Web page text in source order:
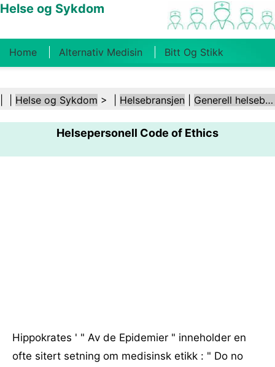
Helse og Sykdom
Home Alternativ Medisin Bitt Og Stikk
Kosthold Og Ernæring Familiehelse
Helsebransjen Psykisk Helse Folkehelse Og
Sikkerhet Kirurgi Og Prosedyrer Helse
Helse og Sykdom > | Helsebransjen Generell helsebransje
Helsepersonell Code of Ethics
Hippokrates ' " Av de Epidemier " inneholder en
ofte sitert setning om medisinsk etikk : " Do no